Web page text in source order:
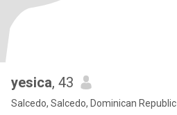
yesica, 43
Salcedo, Salcedo, Dominican Republic